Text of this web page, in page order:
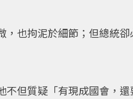
也拘泥於細節；但總統
不但質疑「有現成國會，